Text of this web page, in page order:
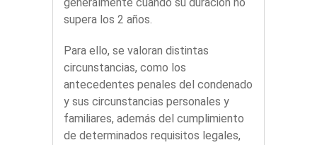
generalmente cuando su duración no
supera los 2 años.
Para ello, se valoran distintas
circunstancias, como los
antecedentes penales del condenado
y sus circunstancias personales y
familiares, además del cumplimiento
de determinados requisitos legales,